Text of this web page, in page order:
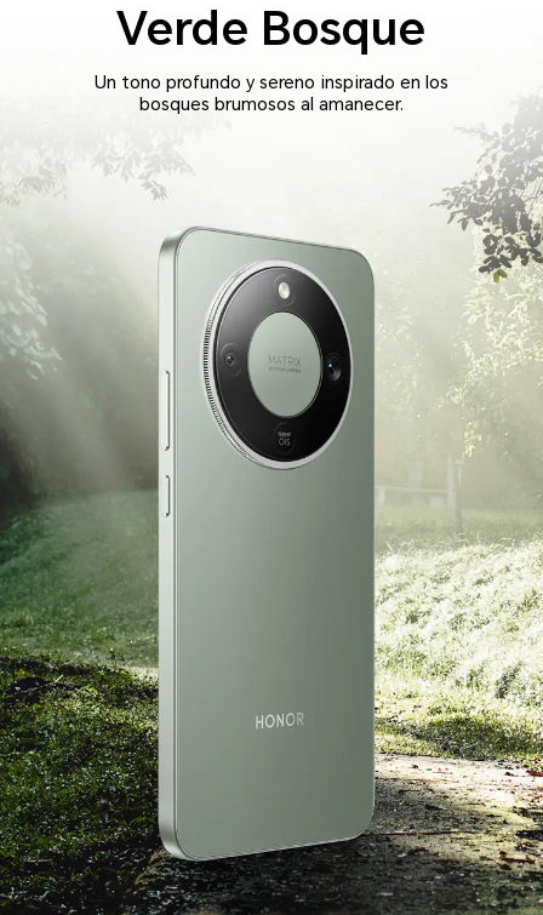
Verde Bosque
Un tono profundo y sereno inspirado en los
bosques brumosos al amanecer.